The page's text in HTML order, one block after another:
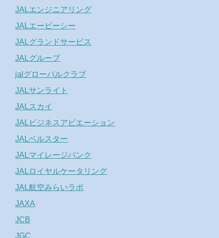
JALエンジニアリング
JALエービーシー
JALグランドサービス
JALグループ
jalグローバルクラブ
JALサンライト
JALスカイ
JALビジネスアビエーション
JALベルスター
JALマイレージバンク
JALロイヤルケータリング
JAL航空みらいラボ
JAXA
JCB
JGC